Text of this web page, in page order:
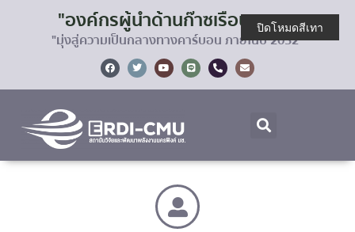
"องค์กรผู้นำด้านก๊าซเรือนกระจก
"มุ่งสู่ความเป็นกลางทางคาร์บอน ภายในปี 2032"
ปิดโหมดสีเทา